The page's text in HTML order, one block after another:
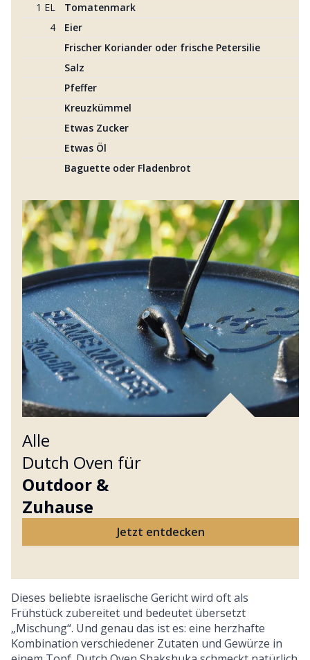
1 EL
Tomatenmark
4
Eier
Frischer Koriander oder frische Petersilie
Salz
Pfeffer
Kreuzkümmel
Etwas Zucker
Etwas Öl
Baguette oder Fladenbrot
Alle
Dutch Oven für
Outdoor &
Zuhause
Jetzt entdecken
Dieses beliebte israelische Gericht wird oft als
Frühstück zubereitet und bedeutet übersetzt
„Mischung“. Und genau das ist es: eine herzhafte
Kombination verschiedener Zutaten und Gewürze in